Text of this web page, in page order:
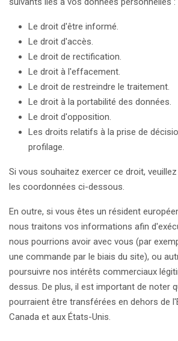
Le droit d'être informé.
Le droit d'accès.
Le droit de rectification.
Le droit à l'effacement.
Le droit de restreindre le traitement.
Le droit à la portabilité des données.
Le droit d'opposition.
Les droits relatifs à la prise de
profilage.
Si vous souhaitez exercer ce droit,
les coordonnées ci-dessous.
En outre, si vous êtes un résident
nous traitons vos informations afin
nous pourrions avoir avec vous (par
une commande par le biais du site), ou
poursuivre nos intérêts commerciaux
dessus. De plus, il est important de noter
pourraient être transférées en dehors de
Canada et aux États-Unis.